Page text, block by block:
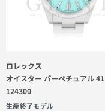
ロレックス
オイスター パーペチュアル 41
124300
生産終了モデル